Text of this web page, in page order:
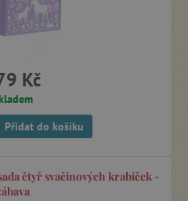
Kč
Přidat do košíku
čtyř svačinových krabiček -